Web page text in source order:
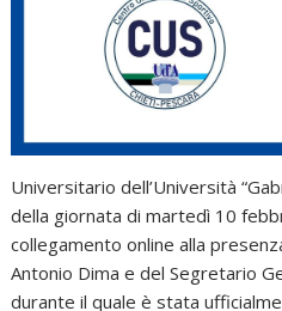
Universitario dell’Università
della giornata di martedì 10
collegamento online alla
Antonio Dima e del Segretario
durante il quale è stata